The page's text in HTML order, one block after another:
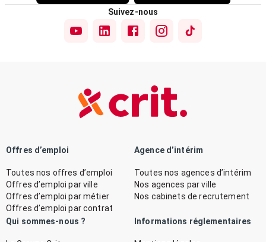
Suivez-nous
Offres d’emploi
Toutes nos offres d’emploi
Offres d’emploi par ville
Offres d’emploi par métier
Offres d’emploi par contrat
Agence d’intérim
Toutes nos agences d’intérim
Nos agences par ville
Nos cabinets de recrutement
Qui sommes-nous ? Informations réglementaires